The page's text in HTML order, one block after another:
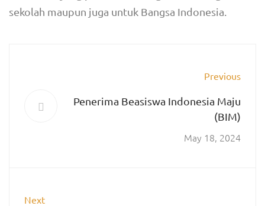
sekolah maupun juga untuk Bangsa Indonesia.
Previous
Penerima Beasiswa Indonesia Maju
(BIM)
May 18, 2024
Next